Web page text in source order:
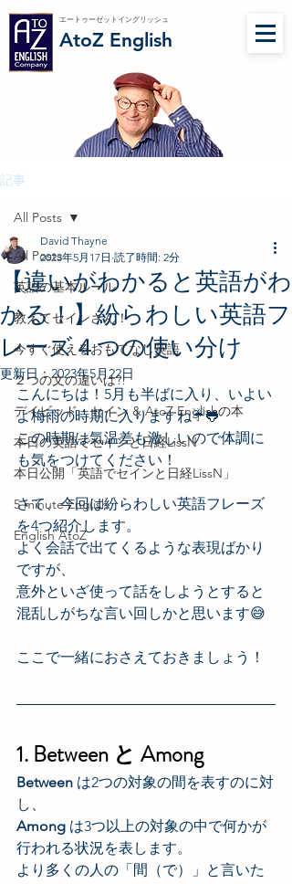
AtoZ English
エートゥーゼットイングリッシュ
記事
All Posts
英語の基本ルール
教えてセインさん！
今すぐ使えるおもてなし英語
２つの文の違いは?!
デイビッド・セイン & AtoZ Englishの本
本日の英語でセインと日経LissN
本日公開「英語でセインと日経LissN」
5 minute English
English AtoZ
All Posts
【違いがわかると英語がわ
かる！】紛らわしい英語フ
レーズ４つの使い分け
David Thayne
2023年5月17日 読了時間: 2分
更新日：2023年5月22日
こんにちは！5月も半ばに入り、いよい
よ梅雨の時期に入りますね☔️🐸
この時期は気温差も激しいので体調に
も気をつけてください！
さて、今回は紛らわしい英語フレーズ
を4つ紹介します。
よく会話で出てくるような表現ばかり
ですが、
意外といざ使って話をしようとすると
混乱しがちな言い回しかと思います😅
ここで一緒におさえておきましょう！
1. Between と Among
Between は2つの対象の間を表すのに対
し、
Among は3つ以上の対象の中で何かが
行われる状況を表します。
より多くの人の「間（で）」と言いた